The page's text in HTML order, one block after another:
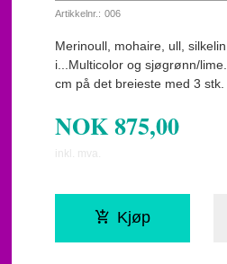
Artikkelnr.: 006
Merinoull, mohaire, ull,
i...Multicolor og sjøgrønn/
cm på det breieste med 3
NOK875,00
inkl. mva.
Kjøp